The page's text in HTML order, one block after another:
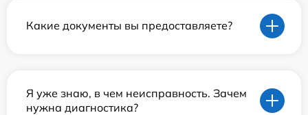
Какие документы вы предоставляете?
Я уже знаю, в чем неисправность. Зачем
нужна диагностика?